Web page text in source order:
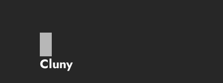
Cluny